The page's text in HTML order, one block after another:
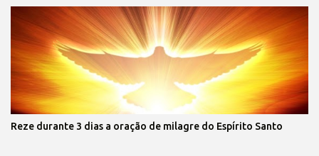
Reze durante 3 dias a oração de milagre do Espírito Santo